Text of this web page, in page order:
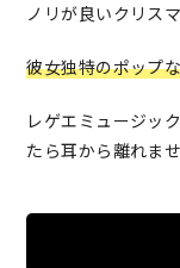
ノリが良いクリス
彼女独特のポップ
レゲエミュージッ
たら耳から離れま